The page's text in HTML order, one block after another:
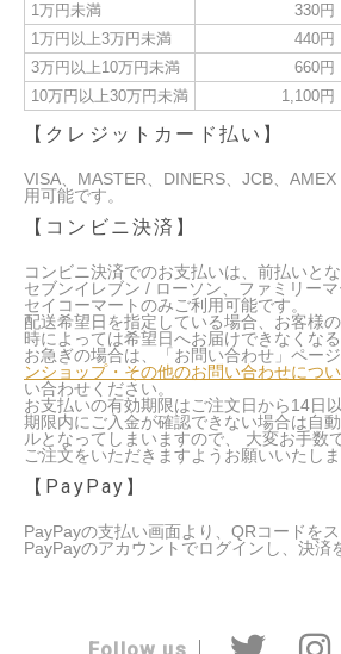
1万円未満
330円
1万円以上3万円未満
440円
3万円以上10万円未満
660円
10万円以上30万円未満
1,100円
【クレジットカード払い】
VISA、MASTER、DINERS、JCB、
用可能です。
【コンビニ決済】
コンビニ決済でのお支払いは、前払いとな
セブンイレブン / ローソン、ファミリー
セイコーマートのみご利用可能です。
配送希望日を指定している場合、お客様
時によっては希望日へお届けできなくな
お急ぎの場合は、「お問い合わせ」ページ
ンショップ・その他のお問い合わせにつ
い合わせください。
お支払いの有効期限はご注文日から14日
期限内にご入金が確認できない場合は自
ルとなってしまいますので、 大変お手数
ご注文をいただきますようお願いいたしま
【PayPay】
PayPayの支払い画面より、QRコードを
PayPayのアカウントでログインし、決済
Follow us